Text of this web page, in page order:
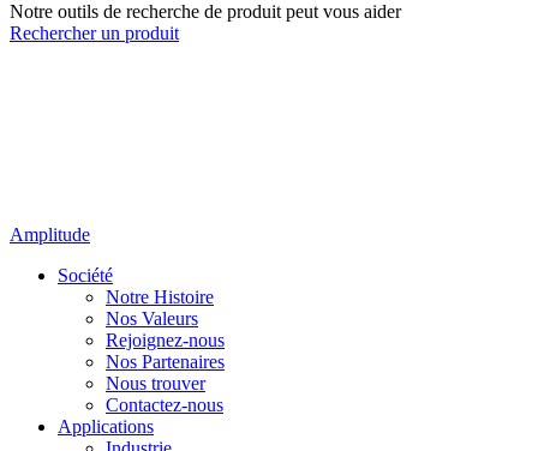
Notre outils de recherche de produit peut vous aider
Rechercher un produit
Amplitude
Société
Notre Histoire
Nos Valeurs
Rejoignez-nous
Nos Partenaires
Nous trouver
Contactez-nous
Applications